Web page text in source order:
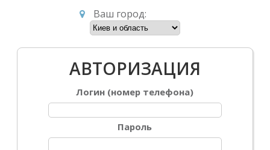
Ваш город:
АВТОРИЗАЦИЯ
Логин (номер телефона)
Пароль